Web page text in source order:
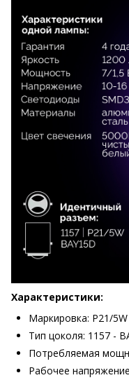
Характеристики:
Маркировка: P21/5W
Тип цоколя: 1157 -
Потребляемая
Рабочее